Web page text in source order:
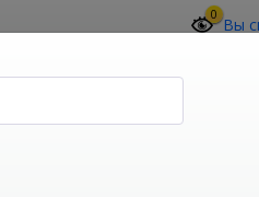
0 Вы